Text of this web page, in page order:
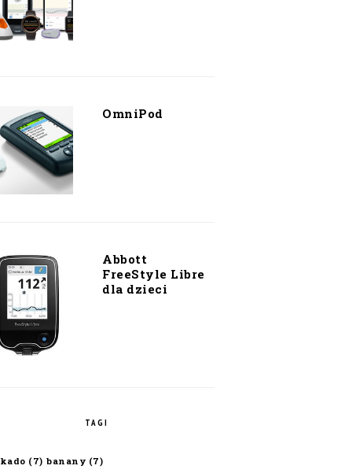
OmniPod
Abbott
FreeStyle Libre
dla dzieci
TAGI
(7) banany (7)